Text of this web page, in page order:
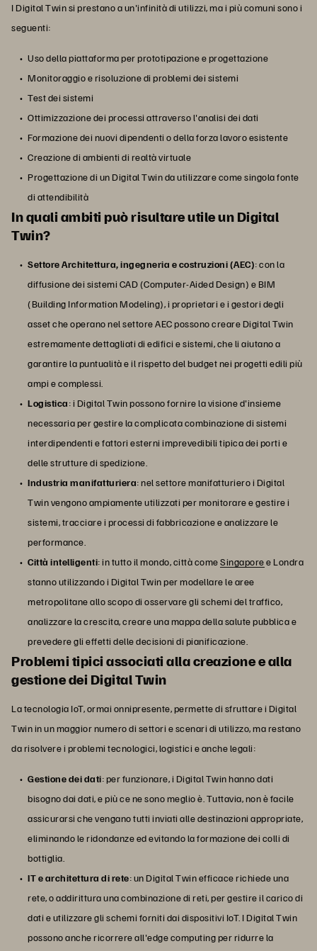
I Digital Twin si prestano a un'infinità di utilizzi, ma i più comuni sono i
seguenti:
Uso della piattaforma per prototipazione e progettazione
Monitoraggio e risoluzione di problemi dei sistemi
Test dei sistemi
Ottimizzazione dei processi attraverso l'analisi dei dati
Formazione dei nuovi dipendenti o della forza lavoro esistente
Creazione di ambienti di realtà virtuale
Progettazione di un Digital Twin da utilizzare come singola fonte
di attendibilità
In quali ambiti può risultare utile un Digital
Twin?
Settore Architettura, ingegneria e costruzioni (AEC): con la
diffusione dei sistemi CAD (Computer-Aided Design) e BIM
(Building Information Modeling), i proprietari e i gestori degli
asset che operano nel settore AEC possono creare Digital Twin
estremamente dettagliati di edifici e sistemi, che li aiutano a
garantire la puntualità e il rispetto del budget nei progetti edili più
ampi e complessi.
Logistica: i Digital Twin possono fornire la visione d'insieme
necessaria per gestire la complicata combinazione di sistemi
interdipendenti e fattori esterni imprevedibili tipica dei porti e
delle strutture di spedizione.
Industria manifatturiera: nel settore manifatturiero i Digital
Twin vengono ampiamente utilizzati per monitorare e gestire i
sistemi, tracciare i processi di fabbricazione e analizzare le
performance.
Città intelligenti: in tutto il mondo, città comeSingaporee Londra
stanno utilizzando i Digital Twin per modellare le aree
metropolitane allo scopo di osservare gli schemi del traffico,
analizzare la crescita, creare una mappa della salute pubblica e
prevedere gli effetti delle decisioni di pianificazione.
Problemi tipici associati alla creazione e alla
gestione dei Digital Twin
La tecnologia IoT, ormai onnipresente, permette di sfruttare i Digital
Twin in un maggior numero di settori e scenari di utilizzo, ma restano
da risolvere i problemi tecnologici, logistici e anche legali:
Gestione dei dati: per funzionare, i Digital Twin hanno dati
bisogno dai dati, e più ce ne sono meglio è. Tuttavia, non è facile
assicurarsi che vengano tutti inviati alle destinazioni appropriate,
eliminando le ridondanze ed evitando la formazione dei colli di
bottiglia.
IT e architettura di rete: un Digital Twin efficace richiede una
rete, o addirittura una combinazione di reti, per gestire il carico di
dati e utilizzare gli schemi forniti dai dispositivi IoT. I Digital Twin
possono anche ricorrere all'edge computing per ridurre la